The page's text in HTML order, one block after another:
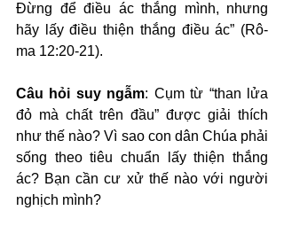
Đừng để điều ác thắng mình, nhưng
hãy lấy điều thiện thắng điều ác” (Rô-
ma 12:20-21).
Câu hỏi suy ngẫm: Cụm từ “than lửa
đỏ mà chất trên đầu” được giải thích
như thế nào? Vì sao con dân Chúa phải
sống theo tiêu chuẩn lấy thiện thắng
ác? Bạn cần cư xử thế nào với người
nghịch mình?